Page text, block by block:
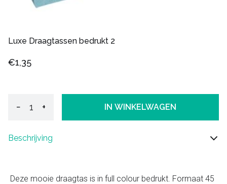
Luxe Draagtassen bedrukt 2
€1,35
− + IN WINKELWAGEN
Beschrijving
Deze mooie draagtas is in full colour bedrukt. Formaat 45